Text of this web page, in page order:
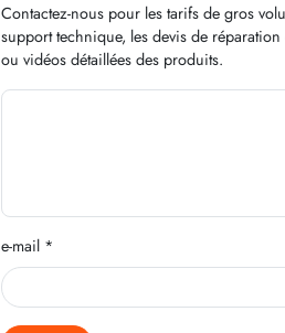
Contactez-nous pour les tarifs de gros
support technique, les devis de réparation
ou vidéos détaillées des produits.
e-mail *